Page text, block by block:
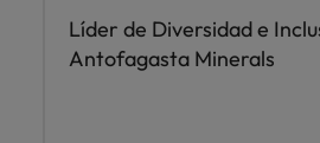
Líder de Diversidad e
Antofagasta Minerals